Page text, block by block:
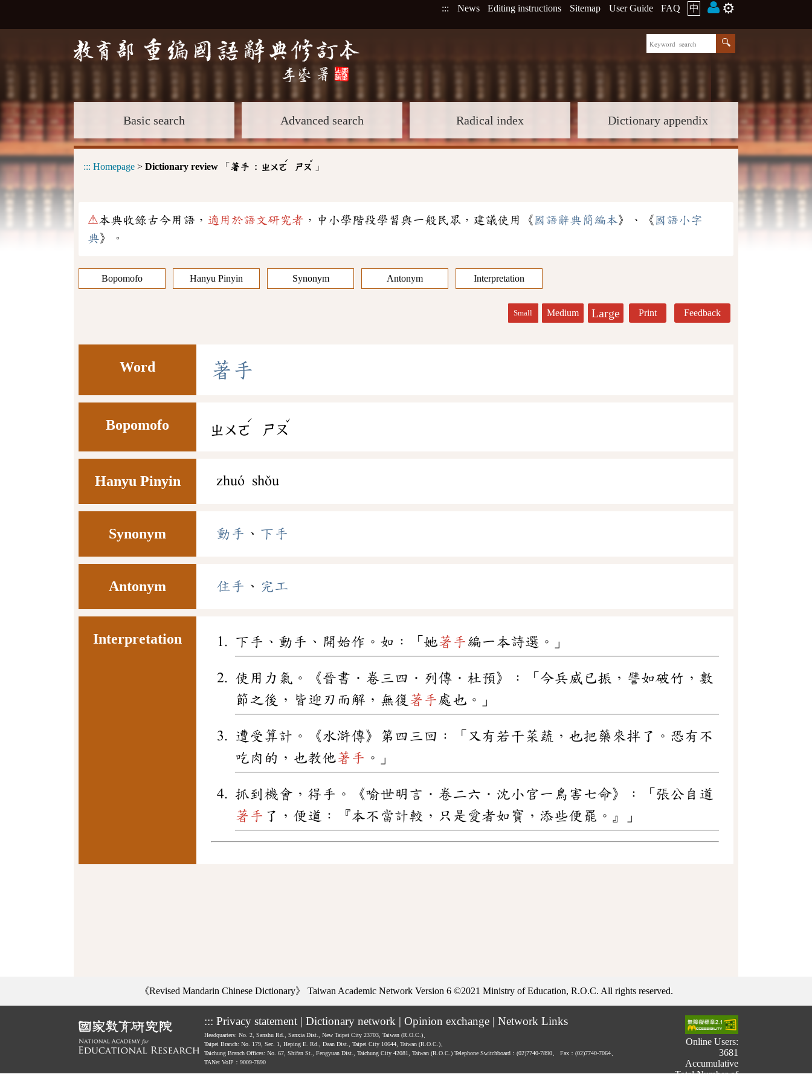
::: News Editing instructions Sitemap User Guide FAQ 中 ⚙️
Basic search Advanced search Radical index Dictionary appendix
::: Homepage > Dictionary review 「 著手 : ㄓㄨㄛ
ˊ
ㄕㄡ
ˇ
」
⚠本典收錄古今用語， 適用於語文研究者 ，中小學階段學習與一般民眾，建議使用《 國語辭典簡編本》、《 國語小字
典》。
Bopomofo Hanyu Pinyin Synonym Antonym Interpretation
Small Medium Large Print Feedback
Word 著 手
Bopomofo ㄓㄨㄛ
ˊ
ㄕㄡ
ˇ
Hanyu Pinyin zhuó shǒu
Synonym 動手 、 下手
Antonym 住手 、 完工
Interpretation 下手、動手、開始作。如：「她著手 編一本詩選。」
使用力氣。《晉書．卷三四．列傳．杜預》：「今兵威已振，譬如破竹，數
節之後，皆迎刃而解，無復 著手 處也。」
遭受算計。《水滸傳》第四三回：「又有若干菜蔬，也把藥來拌了。恐有不
吃肉的，也教他著手 。」
抓到機會，得手。《喻世明言．卷二六．沈小官一鳥害七命》：「張公自道
著手 了，便道：『本不當計較，只是愛者如寶，添些便罷。』」
《Revised Mandarin Chinese Dictionary》 Taiwan Academic Network Version 6 ©2021 Ministry of Education, R.O.C. All rights reserved.
::: Privacy statement | Dictionary network | Opinion exchange | Network Links
Headquarters: No. 2, Sanshu Rd., Sanxia Dist., New Taipei City 23703, Taiwan (R.O.C.)、
Taipei Branch: No. 179, Sec. 1, Heping E. Rd., Daan Dist., Taipei City 10644, Taiwan (R.O.C.)、
Taichung Branch Offices: No. 67, Shifan St., Fengyuan Dist., Taichung City 42081, Taiwan (R.O.C.) Telephone Switchboard：(02)7740-7890、
Fax：(02)7740-7064、
TANet VoIP：9009-7890
Online Users:
3681
Accumulative
Total Number of